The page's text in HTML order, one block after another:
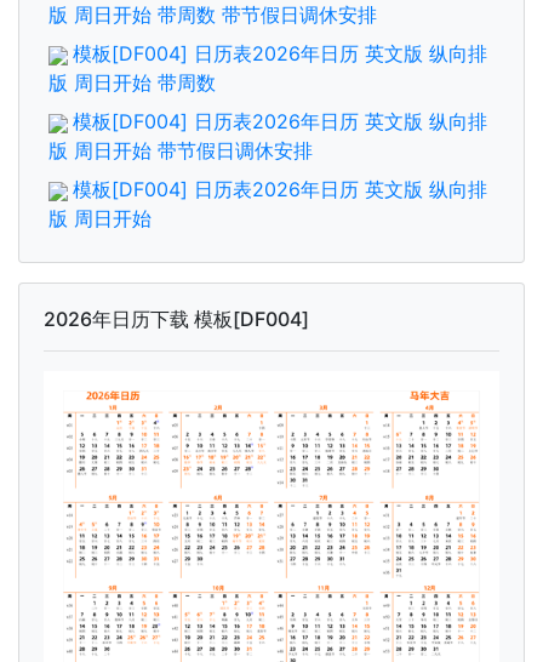
版 周日开始 带周数 带节假日调休安排
模板[DF004] 日历表2026年日历 英文版 纵向排
版 周日开始 带周数
模板[DF004] 日历表2026年日历 英文版 纵向排
版 周日开始 带节假日调休安排
模板[DF004] 日历表2026年日历 英文版 纵向排
版 周日开始
2026年日历下载 模板[DF004]